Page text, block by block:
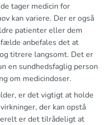
tager medicin for
kan variere. Der er også
patienter eller dem
anbefales det at
titrere langsomt. Det er
en sundhedsfaglig person
om medicindoser.
er det vigtigt at holde
der kan opstå
er det tilrådeligt at